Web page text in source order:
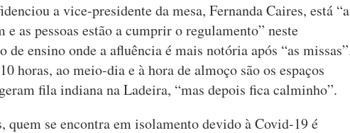
a vice-presidente da mesa, Fernanda Caires, está “a
e as pessoas estão a cumprir o regulamento” neste
de ensino onde a afluência é mais notória após “as
horas, ao meio-dia e à hora de almoço são os espaços
fila indiana na Ladeira, “mas depois fica calminho”.
quem se encontra em isolamento devido à Covid-19 é